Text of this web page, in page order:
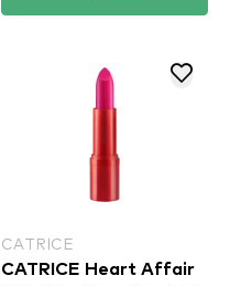
CATRICE
CATRICE Heart Affair